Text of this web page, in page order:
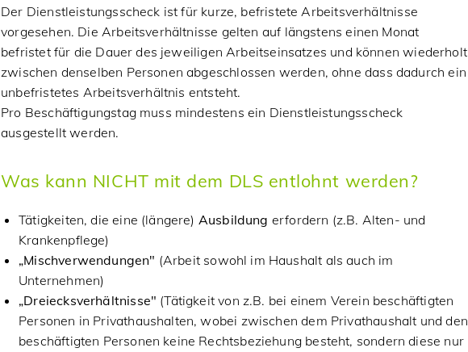
Der Dienstleistungsscheck ist für kurze, befristete Arbeitsverhältnisse
vorgesehen. Die Arbeitsverhältnisse gelten auf längstens einen Monat
befristet für die Dauer des jeweiligen Arbeitseinsatzes und können wiederholt
zwischen denselben Personen abgeschlossen werden, ohne dass dadurch ein
unbefristetes Arbeitsverhältnis entsteht.
Pro Beschäftigungstag muss mindestens ein Dienstleistungsscheck
ausgestellt werden.
Was kann NICHT mit dem DLS entlohnt werden?
Tätigkeiten, die eine (längere) Ausbildung erfordern (z.B. Alten- und
Krankenpflege)
„Mischverwendungen" (Arbeit sowohl im Haushalt als auch im
Unternehmen)
„Dreiecksverhältnisse" (Tätigkeit von z.B. bei einem Verein beschäftigten
Personen in Privathaushalten, wobei zwischen dem Privathaushalt und den
beschäftigten Personen keine Rechtsbeziehung besteht, sondern diese nur